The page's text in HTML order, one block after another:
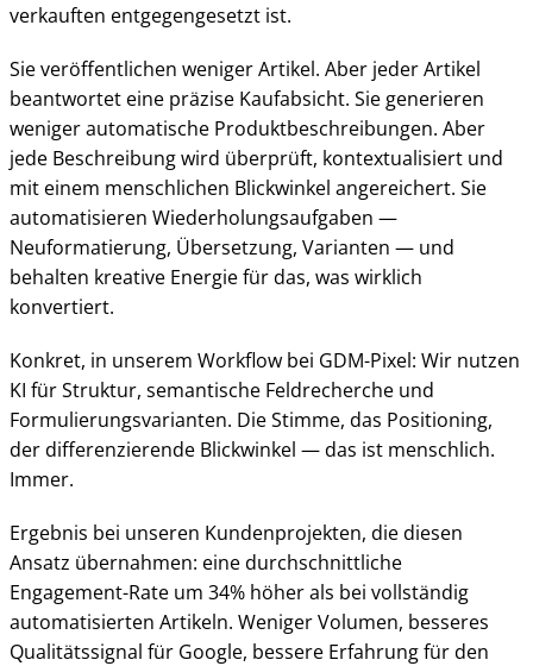
verkauften entgegengesetzt ist.
Sie veröffentlichen weniger Artikel. Aber jeder Artikel
beantwortet eine präzise Kaufabsicht. Sie generieren
weniger automatische Produktbeschreibungen. Aber
jede Beschreibung wird überprüft, kontextualisiert und
mit einem menschlichen Blickwinkel angereichert. Sie
automatisieren Wiederholungsaufgaben —
Neuformatierung, Übersetzung, Varianten — und
behalten kreative Energie für das, was wirklich
konvertiert.
Konkret, in unserem Workflow bei GDM-Pixel: Wir nutzen
KI für Struktur, semantische Feldrecherche und
Formulierungsvarianten. Die Stimme, das Positioning,
der differenzierende Blickwinkel — das ist menschlich.
Immer.
Ergebnis bei unseren Kundenprojekten, die diesen
Ansatz übernahmen: eine durchschnittliche
Engagement-Rate um 34% höher als bei vollständig
automatisierten Artikeln. Weniger Volumen, besseres
Qualitätssignal für Google, bessere Erfahrung für den